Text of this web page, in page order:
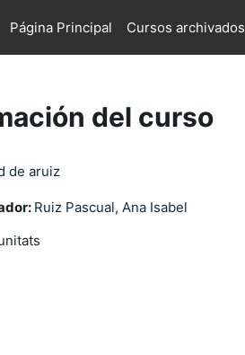
Página Principal
Cursos archivados
del curso
de aruiz
Ruiz Pascual, Ana Isabel